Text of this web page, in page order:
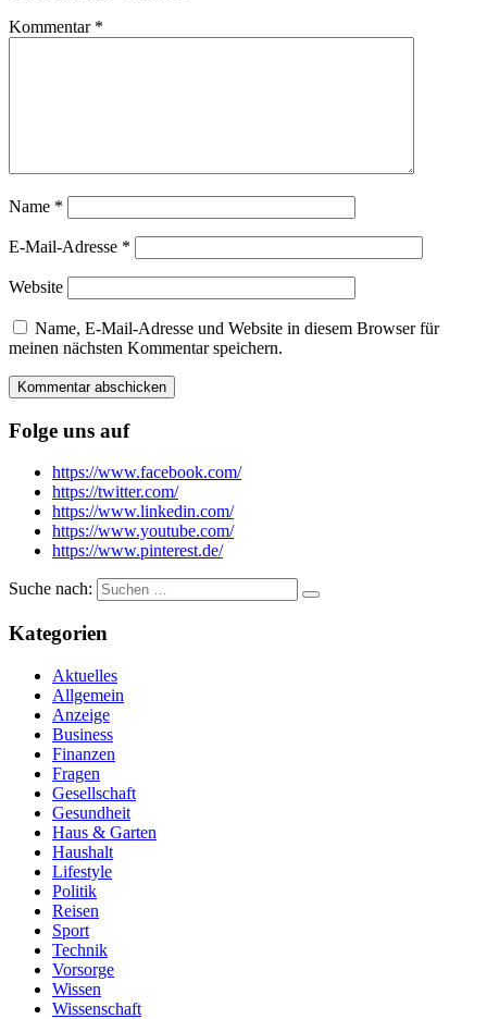
Kommentar *
Name *
E-Mail-Adresse *
Website
Name, E-Mail-Adresse und Website in diesem Browser für
meinen nächsten Kommentar speichern.
Folge uns auf
https://www.facebook.com/
https://twitter.com/
https://www.linkedin.com/
https://www.youtube.com/
https://www.pinterest.de/
Suche nach:
Kategorien
Aktuelles
Allgemein
Anzeige
Business
Finanzen
Fragen
Gesellschaft
Gesundheit
Haus & Garten
Haushalt
Lifestyle
Politik
Reisen
Sport
Technik
Vorsorge
Wissen
Wissenschaft